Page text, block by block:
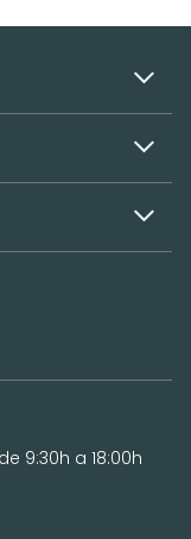
9:30h a 18:00h